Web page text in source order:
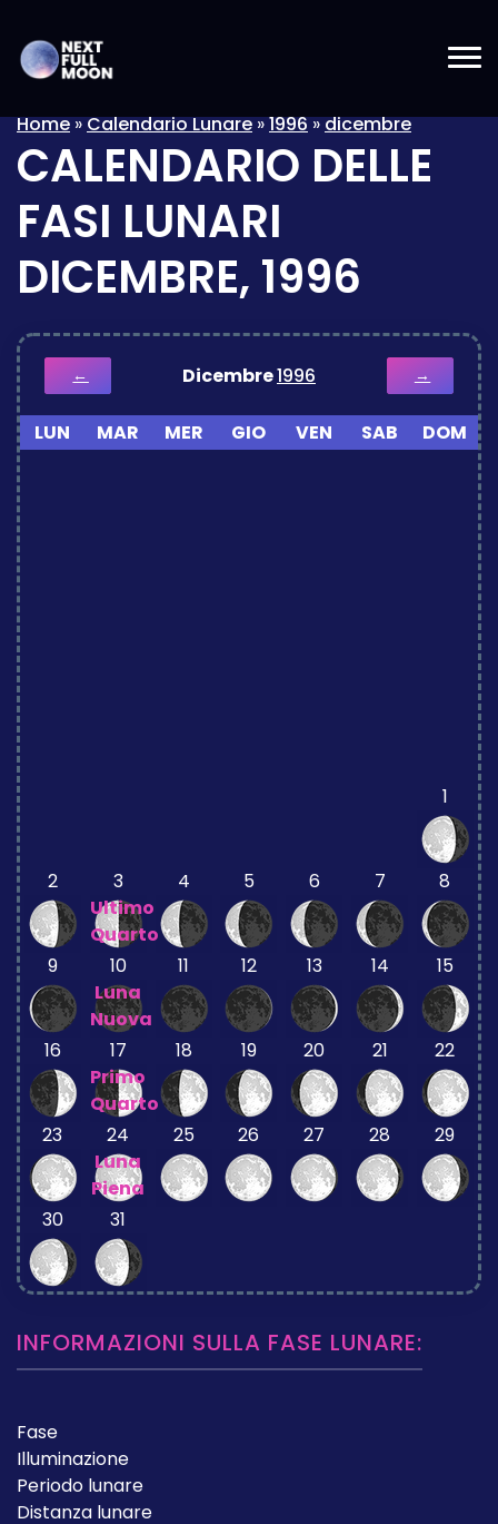
Home»Calendario Lunare»1996»dicembre
CALENDARIO DELLE
FASI LUNARI
DICEMBRE, 1996
← Dicembre1996 →
LUN MAR MER GIO VEN SAB DOM
1
2
3
Ultimo
Quarto
4 5 6 7 8
9
10
Luna
Nuova
11 12 13 14 15
16
17
Primo
Quarto
18 19 20 21 22
23
24
Luna
Piena
25 26 27 28 29
30 31
INFORMAZIONI SULLA FASE LUNARE:
Fase
Illuminazione
Periodo lunare
Distanza lunare